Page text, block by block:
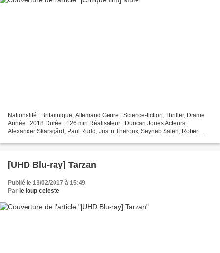
Nationalité : Britannique, Allemand Genre : Science-fiction, Thriller, Drame
Année : 2018 Durée : 126 min Réalisateur : Duncan Jones Acteurs :
Alexander Skarsgård, Paul Rudd, Justin Theroux, Seyneb Saleh, Robert
[UHD Blu-ray] Tarzan
Publié le 13/02/2017 à 15:49
Par le loup celeste